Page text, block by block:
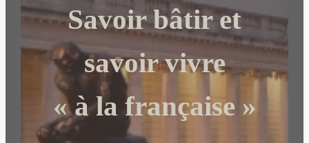
h
r
Savoir bâtir et
savoir vivre
« à la française »